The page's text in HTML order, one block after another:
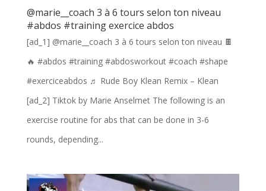
@marie__coach 3 à 6 tours selon ton niveau
#abdos #training exercice abdos
[ad_1] @marie__coach 3 à 6 tours selon ton niveau 🍫
🔥 #abdos #training #abdosworkout #coach #shape
#exerciceabdos ♬ Rude Boy Klean Remix – Klean
[ad_2] Tiktok by Marie Anselmet The following is an
exercise routine for abs that can be done in 3-6
rounds, depending...